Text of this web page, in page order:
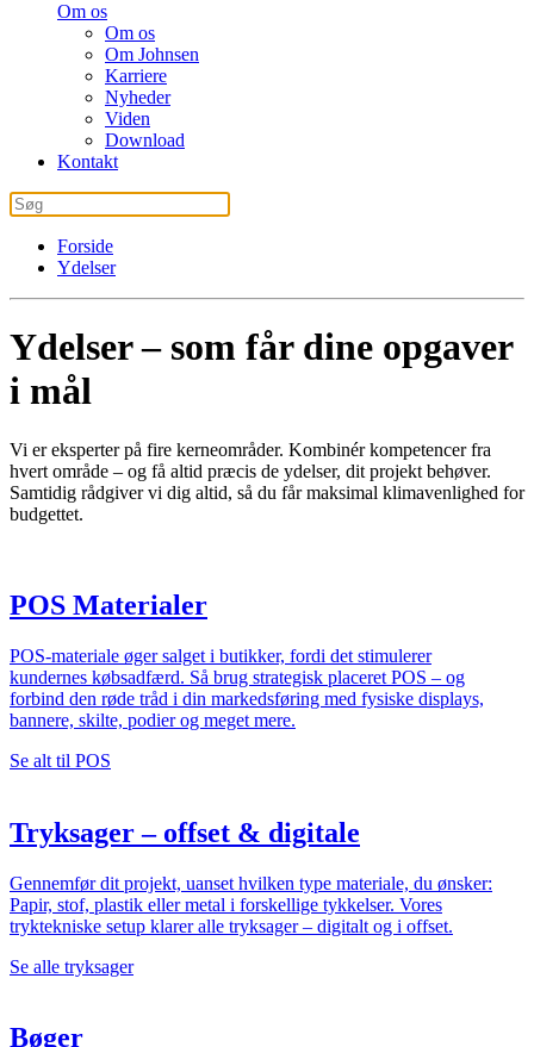
Om os
Om os
Om Johnsen
Karriere
Nyheder
Viden
Download
Kontakt
Forside
Ydelser
Ydelser – som får dine opgaver
i mål
Vi er eksperter på fire kerneområder. Kombinér kompetencer fra
hvert område – og få altid præcis de ydelser, dit projekt behøver.
Samtidig rådgiver vi dig altid, så du får maksimal klimavenlighed for
budgettet.
POS Materialer
POS-materiale øger salget i butikker, fordi det stimulerer
kundernes købsadfærd. Så brug strategisk placeret POS – og
forbind den røde tråd i din markedsføring med fysiske displays,
bannere, skilte, podier og meget mere.
Se alt til POS
Tryksager – offset & digitale
Gennemfør dit projekt, uanset hvilken type materiale, du ønsker:
Papir, stof, plastik eller metal i forskellige tykkelser. Vores
tryktekniske setup klarer alle tryksager – digitalt og i offset.
Se alle tryksager
Bøger